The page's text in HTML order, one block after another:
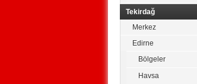
Tekirdağ
Merkez
Edirne
Bölgeler
Havsa